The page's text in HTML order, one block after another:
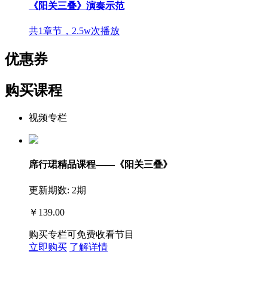
《阳关三叠》演奏示范
共1章节，2.5w次播放
优惠券
购买课程
视频专栏
席行珺精品课程——《阳关三叠》
更新期数: 2期
￥139.00
购买专栏可免费收看节目
立即购买 了解详情